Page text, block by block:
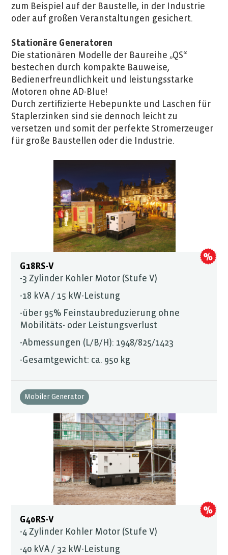
zum Beispiel auf der Baustelle, in der Industrie
oder auf großen Veranstaltungen gesichert.
Stationäre Generatoren
Die stationären Modelle der Baureihe „QS“
bestechen durch kompakte Bauweise,
Bedienerfreundlichkeit und leistungsstarke
Motoren ohne AD-Blue!
Durch zertifizierte Hebepunkte und Laschen für
Staplerzinken sind sie dennoch leicht zu
versetzen und somit der perfekte Stromerzeuger
für große Baustellen oder die Industrie.
G18RS-V
-3 Zylinder Kohler Motor (Stufe V)
-18 kVA / 15 kW-Leistung
-über 95% Feinstaubreduzierung ohne
Mobilitäts- oder Leistungsverlust
-Abmessungen (L/B/H): 1948/825/1423
-Gesamtgewicht: ca. 950 kg
Mobiler Generator
G40RS-V
-4 Zylinder Kohler Motor (Stufe V)
-40 kVA / 32 kW-Leistung